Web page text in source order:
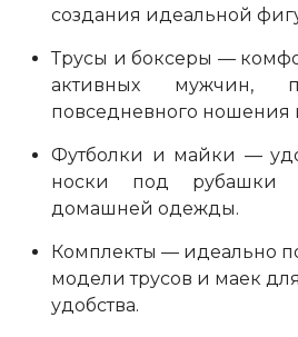
создания идеальной
Трусы и боксеры —
активных мужчин,
повседневного ношения
Футболки и майки —
носки под рубашки
домашней одежды.
Комплекты — идеально
модели трусов и маек
удобства.